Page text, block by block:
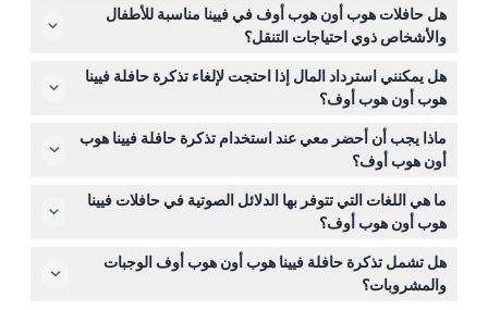
الصعود إلى الحافلة التالية عندما تكون جاهزًا.
مع تباين في تكرار الخدمة حسب الخط والموسم. تأكد من
التحقق من الجداول الزمنية الحية أثناء الحجز هنا للحصول على
أحدث المعلومات (قابلة للتغيير - يرجى التأكيد عند الحجز).
هل حافلات هوب أون هوب أوف في فيينا مناسبة للأطفال
والأشخاص ذوي احتياجات التنقل؟
نعم! الأطفال من عمر 0-5 سنوات يسافرون مجانًا، ويجب أن
يرافق الأطفال من عمر 0-16 عامًا بالغ يدفع تكاليف التذكرة.
الحافلات ملائمة لعربات الأطفال وكرسيي المتحركة، مما يسهل
على الجميع الاستمتاع بالجولة.
هل يمكنني استرداد المال إذا احتجت لإلغاء تذكرة حافلة فيينا
هوب أون هوب أوف؟
يمكنك استرداد الأموال إذا ألغيت الحجز قبل 48 ساعة على
الأقل من بدء النشاط، ولكن ستُفرض رسوم تحويل. تأكد من
الإلغاء من خلال موقعنا الإلكتروني قبل انتهاء المهلة.
ماذا يجب أن أحضر معي عند استخدام تذكرة حافلة فيينا هوب
أون هوب أوف؟
أحضر تذكرتك المطبوعة أو الإلكترونية مع رمز QR للمسح. يُنصح
بارتداء ملابس مناسبة للطقس وأحذية مريحة لأنك ستنزل
لاستكشاف المعالم السياحية.
ما هي اللغات التي تتوفر بها الدلائل الصوتية في حافلات فيينا
هوب أون هوب أوف؟
التعليق الصوتي متوفر بعدة لغات، بما في ذلك الإنجليزية،
الألمانية، الإسبانية، الفرنسية، الصينية، الروسية، العربية،
البرتغالية، اليابانية، التركية، الإيطالية، الرومانية، الهولندية،
هل تشمل تذكرة حافلة فيينا هوب أون هوب أوف الوجبات
والمشروبات؟